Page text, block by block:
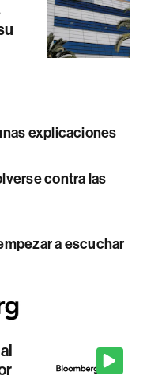
explicaciones
contra las
a escuchar